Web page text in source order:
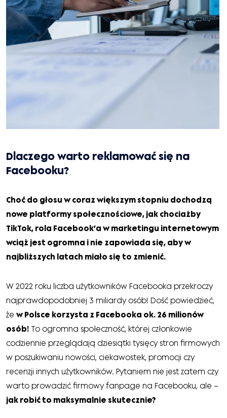
Dlaczego warto reklamować się na
Facebooku?
Choć do głosu w coraz większym stopniu dochodzą
nowe platformy społecznościowe, jak chociażby
TikTok, rola Facebook’a w marketingu internetowym
wciąż jest ogromna i nie zapowiada się, aby w
najbliższych latach miało się to zmienić.
W 2022 roku liczba użytkowników Facebooka przekroczy
najprawdopodobniej 3 miliardy osób! Dość powiedzieć,
że w Polsce korzysta z Facebooka ok. 26 milionów
osób! To ogromna społeczność, której członkowie
codziennie przeglądają dziesiątki tysięcy stron firmowych
w poszukiwaniu nowości, ciekawostek, promocji czy
recenzji innych użytkowników. Pytaniem nie jest zatem czy
warto prowadzić firmowy fanpage na Facebooku, ale –
jak robić to maksymalnie skutecznie?